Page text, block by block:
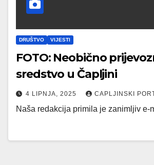
DRUŠTVO VIJESTI
FOTO: Neobično
sredstvo u Čapljini
4 LIPNJA, 2025 CAPLJINSKI
Naša redakcija primila je zanimljiv e-